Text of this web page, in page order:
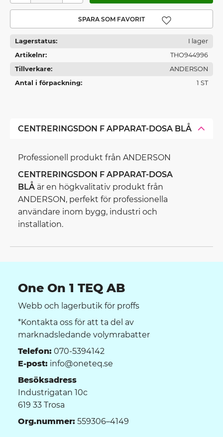
Lägg till i favoriter
Lagerstatus
I lager
Artikelnr
THO944996
Tillverkare
ANDERSON
Antal i förpackning
1 ST
CENTRERINGSDON F APPARAT-DOSA BLÅ
Professionell produkt från ANDERSON
CENTRERINGSDON F APPARAT-DOSA
BLÅ är en högkvalitativ produkt från
ANDERSON, perfekt för professionella
användare inom bygg, industri och
installation.
One On 1 TEQ AB
Webb och lagerbutik för proffs
*Kontakta oss för att ta del av
marknadsledande volymrabatter
Telefon: 070-5394142
E-post: info@oneteq.se
Besöksadress
Industrigatan 10c
619 33 Trosa
Org.nummer: 559306–4149